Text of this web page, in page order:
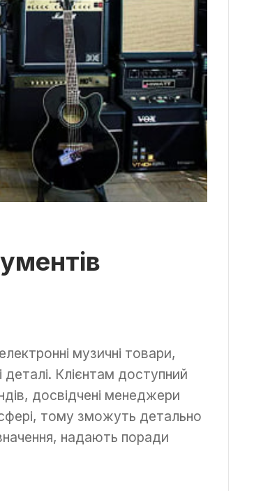
музичні товари,
деталі. Клієнтам доступний
досвідчені менеджери
тому зможуть детально
надають поради